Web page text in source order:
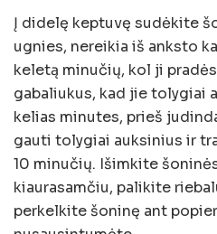
Į didelę keptuvę sudėkite
ugnies, nereikia iš anksto
keletą minučių, kol ji
gabaliukus, kad jie tolygiai
kelias minutes, prieš
gauti tolygiai auksinius ir
10 minučių. Išimkite
kiaurasamčiu, palikite
perkelkite šoninę ant